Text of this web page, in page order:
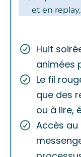
et en
Huit
animées
Le fil
que des
ou à lire,
Accès